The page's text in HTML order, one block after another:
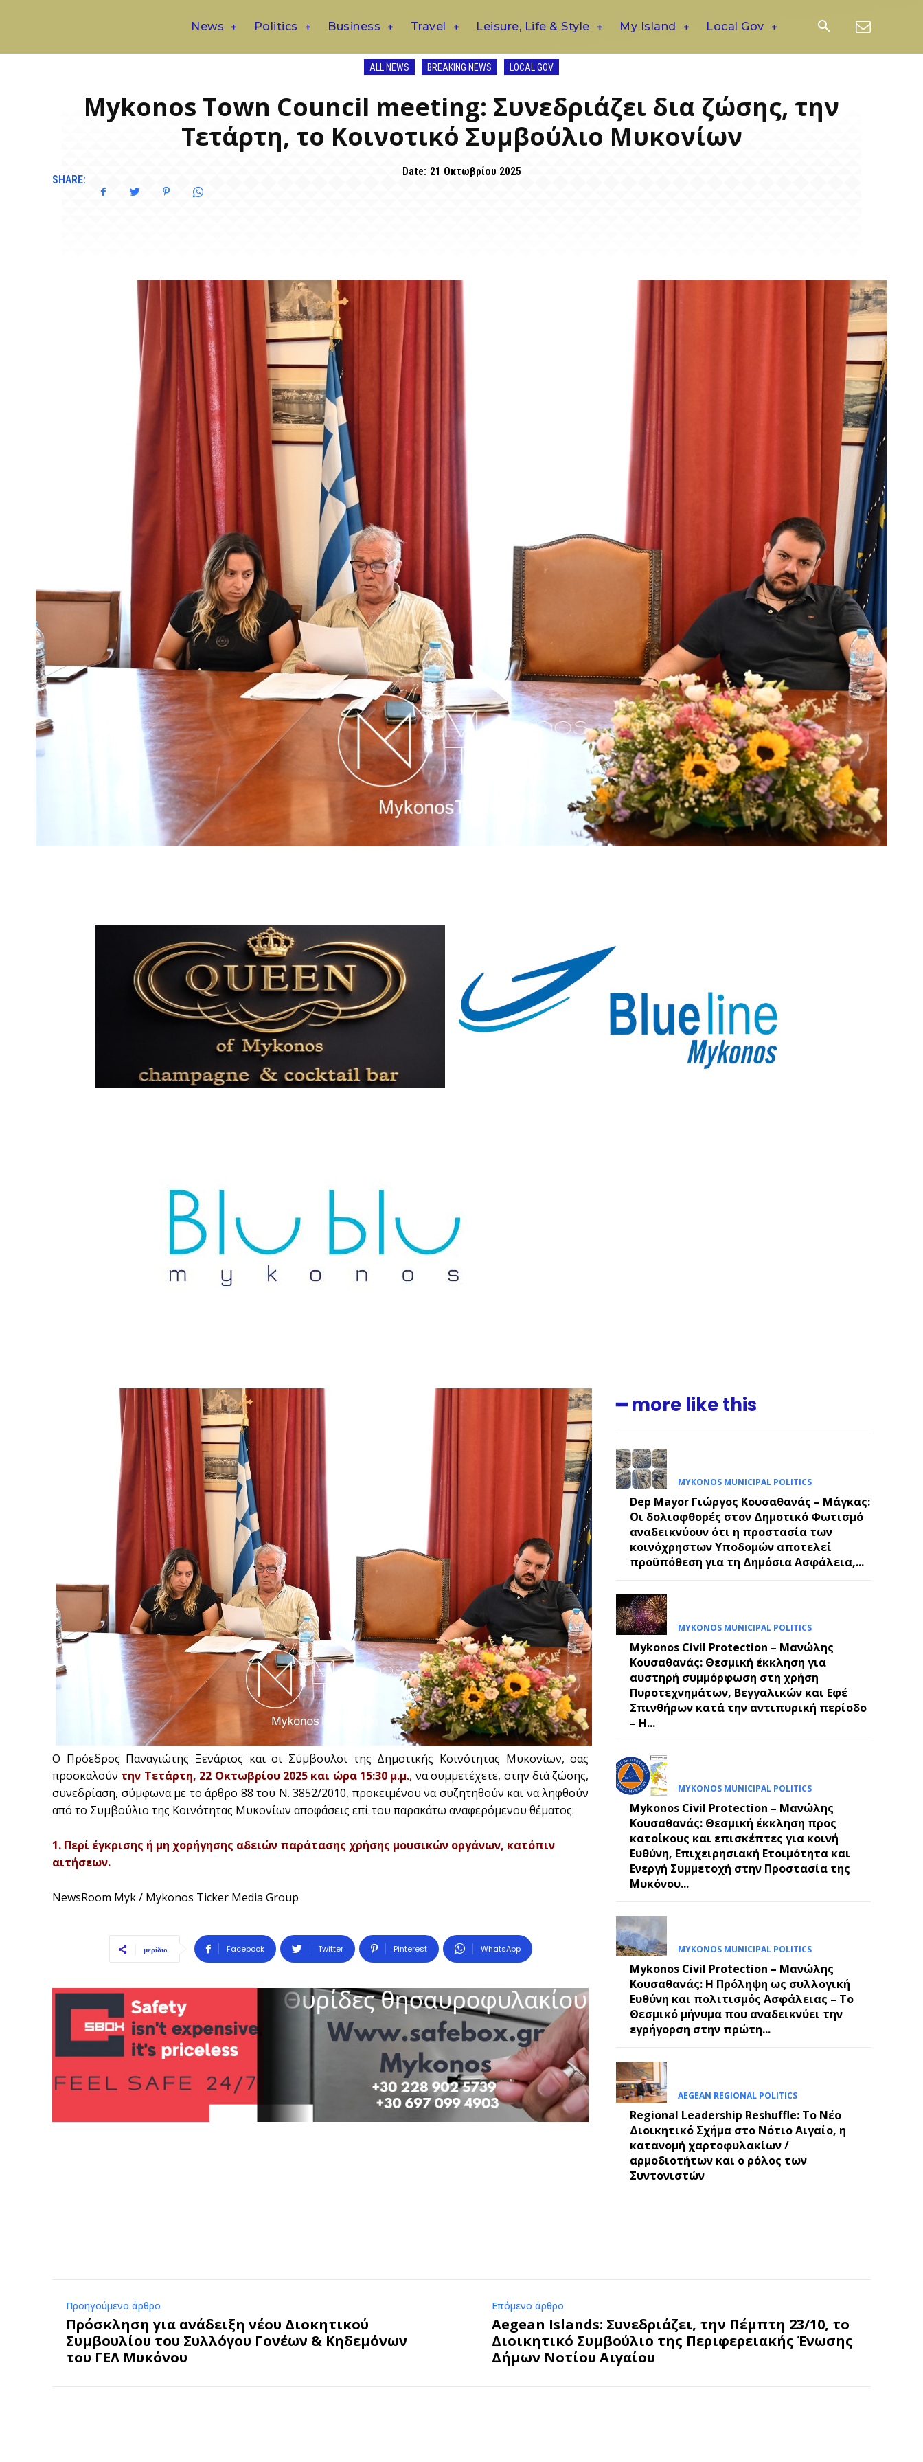
Don't miss out!
Sing up for our newsletter to stay in the loop.
News Politics Business Travel Leisure, Life & Style My Island Local Gov
ALL NEWS BREAKING NEWS LOCAL GOV
Mykonos Town Council meeting: Συνεδριάζει δια ζώσης, την
Τετάρτη, το Κοινοτικό Συμβούλιο Μυκονίων
Date: 21 Οκτωβρίου 2025
SHARE:
Ο Πρόεδρος Παναγιώτης Ξενάριος και οι Σύμβουλοι της Δημοτικής Κοινότητας Μυκονίων, σας
προσκαλούν την Τετάρτη, 22 Οκτωβρίου 2025 και ώρα 15:30 μ.μ., να συμμετέχετε, στην διά ζώσης,
συνεδρίαση, σύμφωνα με το άρθρο 88 του Ν. 3852/2010, προκειμένου να συζητηθούν και να ληφθούν
από το Συμβούλιο της Κοινότητας Μυκονίων αποφάσεις επί του παρακάτω αναφερόμενου θέματος:
1. Περί έγκρισης ή μη χορήγησης αδειών παράτασης χρήσης μουσικών οργάνων, κατόπιν
αιτήσεων.
NewsRoom Myk / Mykonos Ticker Media Group
μερίδιο Facebook Twitter Pinterest WhatsApp
━ more like this
MYKONOS MUNICIPAL POLITICS
Dep Mayor Γιώργος Κουσαθανάς – Μάγκας:
Οι δολιοφθορές στον Δημοτικό Φωτισμό
αναδεικνύουν ότι η προστασία των
κοινόχρηστων Υποδομών αποτελεί
προϋπόθεση για τη Δημόσια Ασφάλεια,...
MYKONOS MUNICIPAL POLITICS
Mykonos Civil Protection – Μανώλης
Κουσαθανάς: Θεσμική έκκληση για
αυστηρή συμμόρφωση στη χρήση
Πυροτεχνημάτων, Βεγγαλικών και Εφέ
Σπινθήρων κατά την αντιπυρική περίοδο
– Η...
MYKONOS MUNICIPAL POLITICS
Mykonos Civil Protection – Μανώλης
Κουσαθανάς: Θεσμική έκκληση προς
κατοίκους και επισκέπτες για κοινή
Ευθύνη, Επιχειρησιακή Ετοιμότητα και
Ενεργή Συμμετοχή στην Προστασία της
Μυκόνου...
MYKONOS MUNICIPAL POLITICS
Mykonos Civil Protection – Μανώλης
Κουσαθανάς: Η Πρόληψη ως συλλογική
Ευθύνη και πολιτισμός Ασφάλειας – Το
Θεσμικό μήνυμα που αναδεικνύει την
εγρήγορση στην πρώτη...
AEGEAN REGIONAL POLITICS
Regional Leadership Reshuffle: Το Νέο
Διοικητικό Σχήμα στο Νότιο Αιγαίο, η
κατανομή χαρτοφυλακίων /
αρμοδιοτήτων και ο ρόλος των
Συντονιστών
Προηγούμενο άρθρο
Πρόσκληση για ανάδειξη νέου Διοκητικού
Συμβουλίου του Συλλόγου Γονέων & Κηδεμόνων
του ΓΕΛ Μυκόνου
Επόμενο άρθρο
Aegean Islands: Συνεδριάζει, την Πέμπτη 23/10, το
Διοικητικό Συμβούλιο της Περιφερειακής Ένωσης
Δήμων Νοτίου Αιγαίου